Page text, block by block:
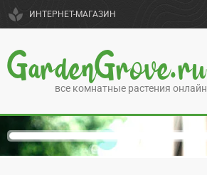
spa ИНТЕРНЕТ-МАГАЗИН
GardenGrove.ru
все комнатные растения онлайн